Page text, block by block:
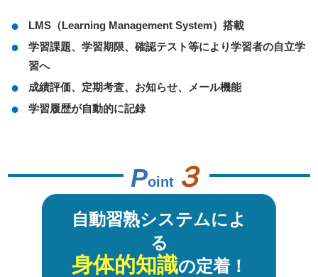
LMS（Learning Management System）搭載
学習課題、学習期限、確認テスト等により学習者の自立学
習へ
成績評価、定期考査、お知らせ、メール機能
学習履歴が自動的に記録
Point ３
自動習熟システムによ
る
身体的知識の定着！